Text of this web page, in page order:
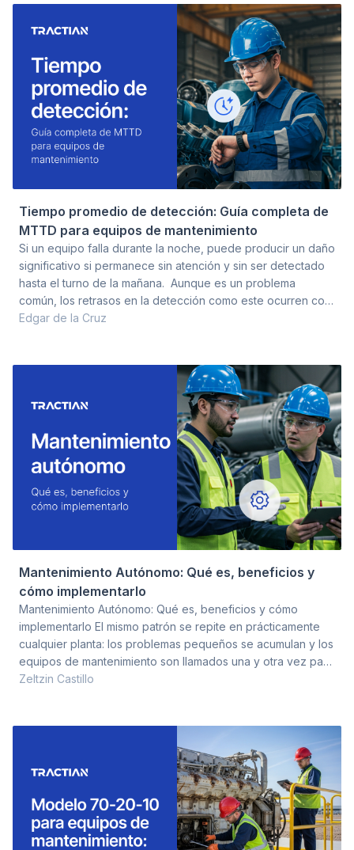
directamente la inocuidad en la industria alimentaria. Aborda
los riesgos ocultos cuando mantenimiento y calidad operan
Tiempo promedio de detección: Guía completa de
MTTD para equipos de mantenimiento
Si un equipo falla durante la noche, puede producir un daño
significativo si permanece sin atención y sin ser detectado
hasta el turno de la mañana. Aunque es un problema
común, los retrasos en la detección como este ocurren con
más frecuencia de lo que la mayoría de los equipos de
dólares en reparaciones evitables y tiempo no productivo
para las operaciones. El tiempo promedio de
Edgar de la Cruz
Mantenimiento Autónomo: Qué es, beneficios y
cómo implementarlo
Mantenimiento Autónomo: Qué es, beneficios y cómo
implementarlo El mismo patrón se repite en prácticamente
cualquier planta: los problemas pequeños se acumulan y los
equipos de mantenimiento son llamados una y otra vez para
arreglar cosas que nunca deberían haber llegado tan lejos.
mantenimiento autónomo se vuelve innegociable.
Zeltzin Castillo